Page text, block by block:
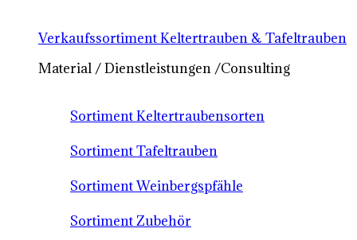
Verkaufssortiment Keltertrauben & Tafeltrauben
Material / Dienstleistungen /Consulting
Sortiment Keltertraubensorten
Sortiment Tafeltrauben
Sortiment Weinbergspfähle
Sortiment Zubehör